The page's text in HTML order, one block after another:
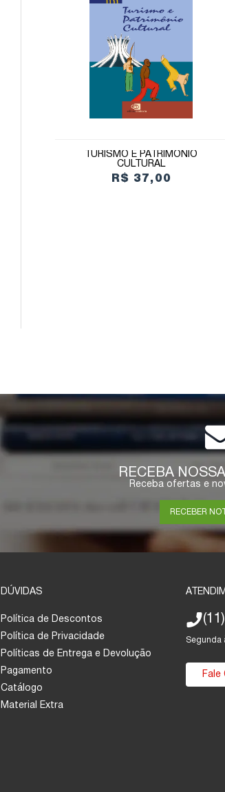
TURISMO E PATRIMÔNIO
CULTURAL
R$ 37,00
RECEBA
Receba ofertas e
RECEBER
DÚVIDAS
Política de Descontos
Política de Privacidade
Políticas de Entrega e Devolução
Pagamento
Catálogo
Material Extra
Segunda
Fale